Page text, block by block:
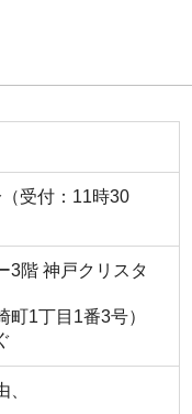
受付：11時30
3階 神戸クリスタ
町1丁目1番3号）